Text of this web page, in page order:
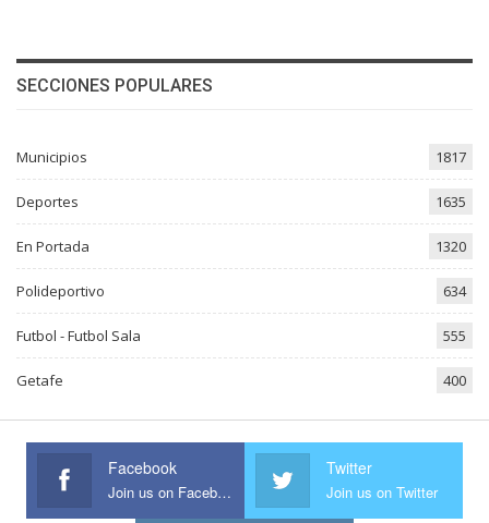
SECCIONES POPULARES
Municipios 1817
Deportes 1635
En Portada 1320
Polideportivo 634
Futbol - Futbol Sala 555
Getafe 400
Facebook
Join us on Facebook
Twitter
Join us on Twitter